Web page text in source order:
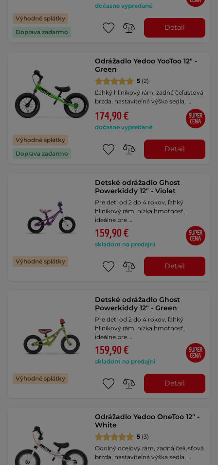
Výhodné splátky
Doprava zadarmo
dočasne vypredané
Detail
Výhodné splátky
Doprava zadarmo
Odrážadlo Yedoo YooToo 12" -
Green
5 (2)
Ľahký hliníkový rám, zadná čeľusťová
brzda, nastaviteľná výška sedla, …
174,90 €
dočasne vypredané
SUPER
CENA
Detail
Výhodné splátky
Detské odrážadlo Ghost
Powerkiddy 12" - Violet
Pre deti od 2 do 4 rokov, ľahký
hliníkový rám, nízka hmotnosť,
ideálne pre …
159,90 €
skladom na predajni
SUPER
CENA
Detail
Výhodné splátky
Detské odrážadlo Ghost
Powerkiddy 12" - Green
Pre deti od 2 do 4 rokov, ľahký
hliníkový rám, nízka hmotnosť,
ideálne pre …
159,90 €
skladom na predajni
SUPER
CENA
Detail
Odrážadlo Yedoo OneToo 12" -
White
5 (3)
Odolný oceľový rám, zadná čeľusťová
brzda, nastaviteľná výška sedla, …